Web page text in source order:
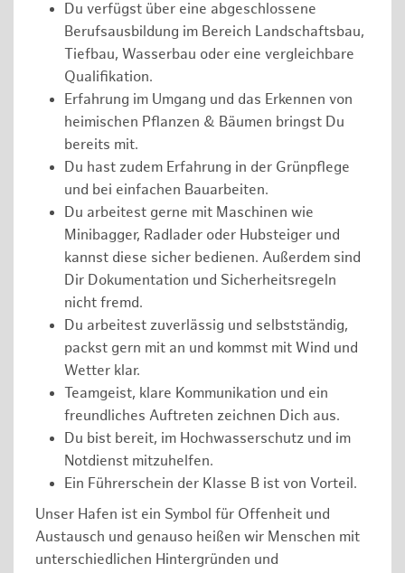
Du verfügst über eine abgeschlossene
Berufsausbildung im Bereich Landschaftsbau,
Tiefbau, Wasserbau oder eine vergleichbare
Qualifikation.
Erfahrung im Umgang und das Erkennen von
heimischen Pflanzen & Bäumen bringst Du
bereits mit.
Du hast zudem Erfahrung in der Grünpflege
und bei einfachen Bauarbeiten.
Du arbeitest gerne mit Maschinen wie
Minibagger, Radlader oder Hubsteiger und
kannst diese sicher bedienen. Außerdem sind
Dir Dokumentation und Sicherheitsregeln
nicht fremd.
Du arbeitest zuverlässig und selbstständig,
packst gern mit an und kommst mit Wind und
Wetter klar.
Teamgeist, klare Kommunikation und ein
freundliches Auftreten zeichnen Dich aus.
Du bist bereit, im Hochwasserschutz und im
Notdienst mitzuhelfen.
Ein Führerschein der Klasse B ist von Vorteil.
Unser Hafen ist ein Symbol für Offenheit und
Austausch und genauso heißen wir Menschen mit
unterschiedlichen Hintergründen und